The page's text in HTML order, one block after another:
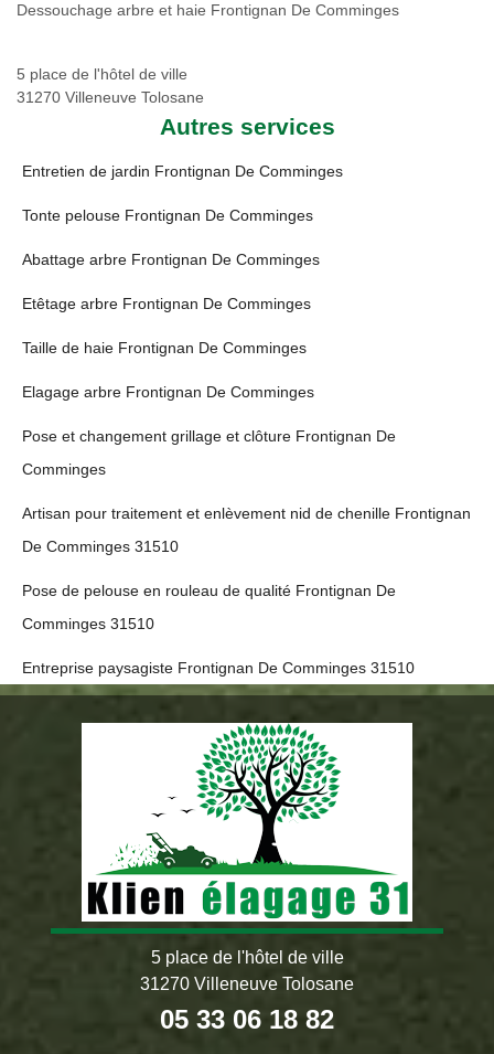
Dessouchage arbre et haie Frontignan De Comminges
5 place de l'hôtel de ville
31270 Villeneuve Tolosane
Autres services
Entretien de jardin Frontignan De Comminges
Tonte pelouse Frontignan De Comminges
Abattage arbre Frontignan De Comminges
Etêtage arbre Frontignan De Comminges
Taille de haie Frontignan De Comminges
Elagage arbre Frontignan De Comminges
Pose et changement grillage et clôture Frontignan De
Comminges
Artisan pour traitement et enlèvement nid de chenille Frontignan
De Comminges 31510
Pose de pelouse en rouleau de qualité Frontignan De
Comminges 31510
Entreprise paysagiste Frontignan De Comminges 31510
5 place de l'hôtel de ville
31270 Villeneuve Tolosane
05 33 06 18 82